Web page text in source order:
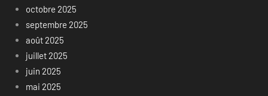
octobre 2025
septembre 2025
août 2025
juillet 2025
juin 2025
mai 2025